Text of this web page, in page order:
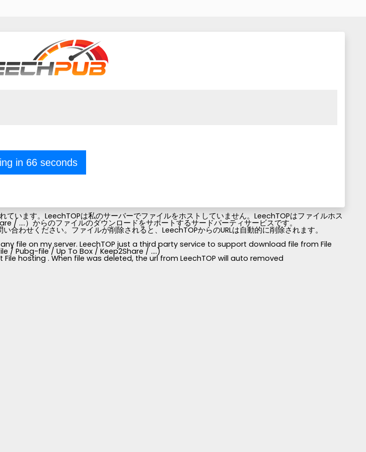
in 66 seconds
います。LeechTOPは私のサーバーでファイルをホストしていません。LeechTOPはファイルホス
）からのファイルのダウンロードをサポートするサードパーティサービスです。
わせください。ファイルが削除されると、LeechTOPからのURLは自動的に削除されます。
file on my server. LeechTOP just a third party service to support download file from File
/ Pubg-file / Up To Box / Keep2Share / ....)
hosting . When file was deleted, the url from LeechTOP will auto removed